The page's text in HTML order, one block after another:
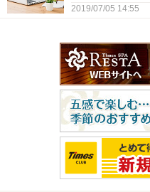
2019/07/05 14:55